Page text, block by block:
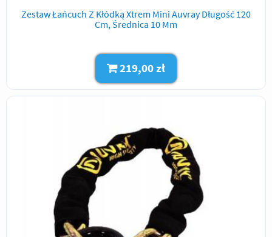
Zestaw Łańcuch Z Kłódką Xtrem Mini Auvray Długość 120
Cm, Średnica 10 Mm
219,00 zł